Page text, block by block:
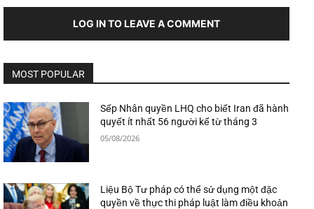
LOG IN TO LEAVE A COMMENT
MOST POPULAR
Sếp Nhân quyền LHQ cho biết Iran đã hành
quyết ít nhất 56 người kể từ tháng 3
05/08/2026
Liệu Bộ Tư pháp có thể sử dụng một đặc
quyền về thực thi pháp luật làm điều khoản